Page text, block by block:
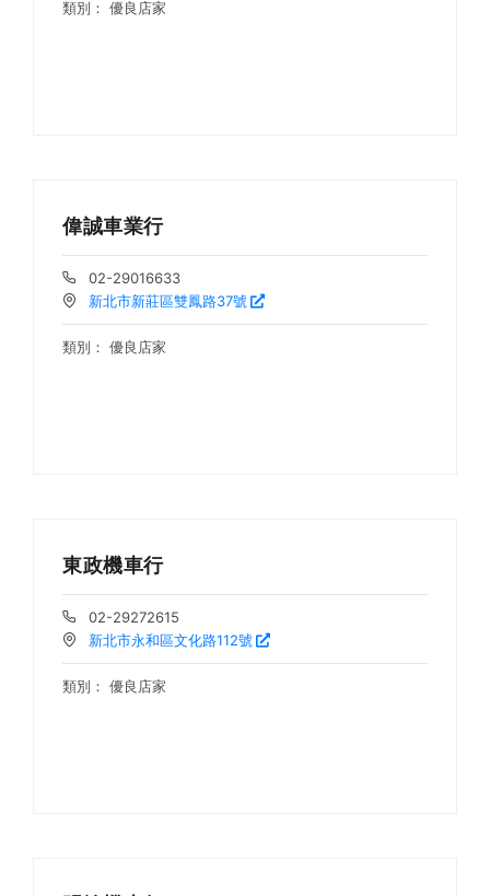
類別： 優良店家
偉誠車業行
02-29016633
新北市新莊區雙鳳路37號
類別： 優良店家
東政機車行
02-29272615
新北市永和區文化路112號
類別： 優良店家